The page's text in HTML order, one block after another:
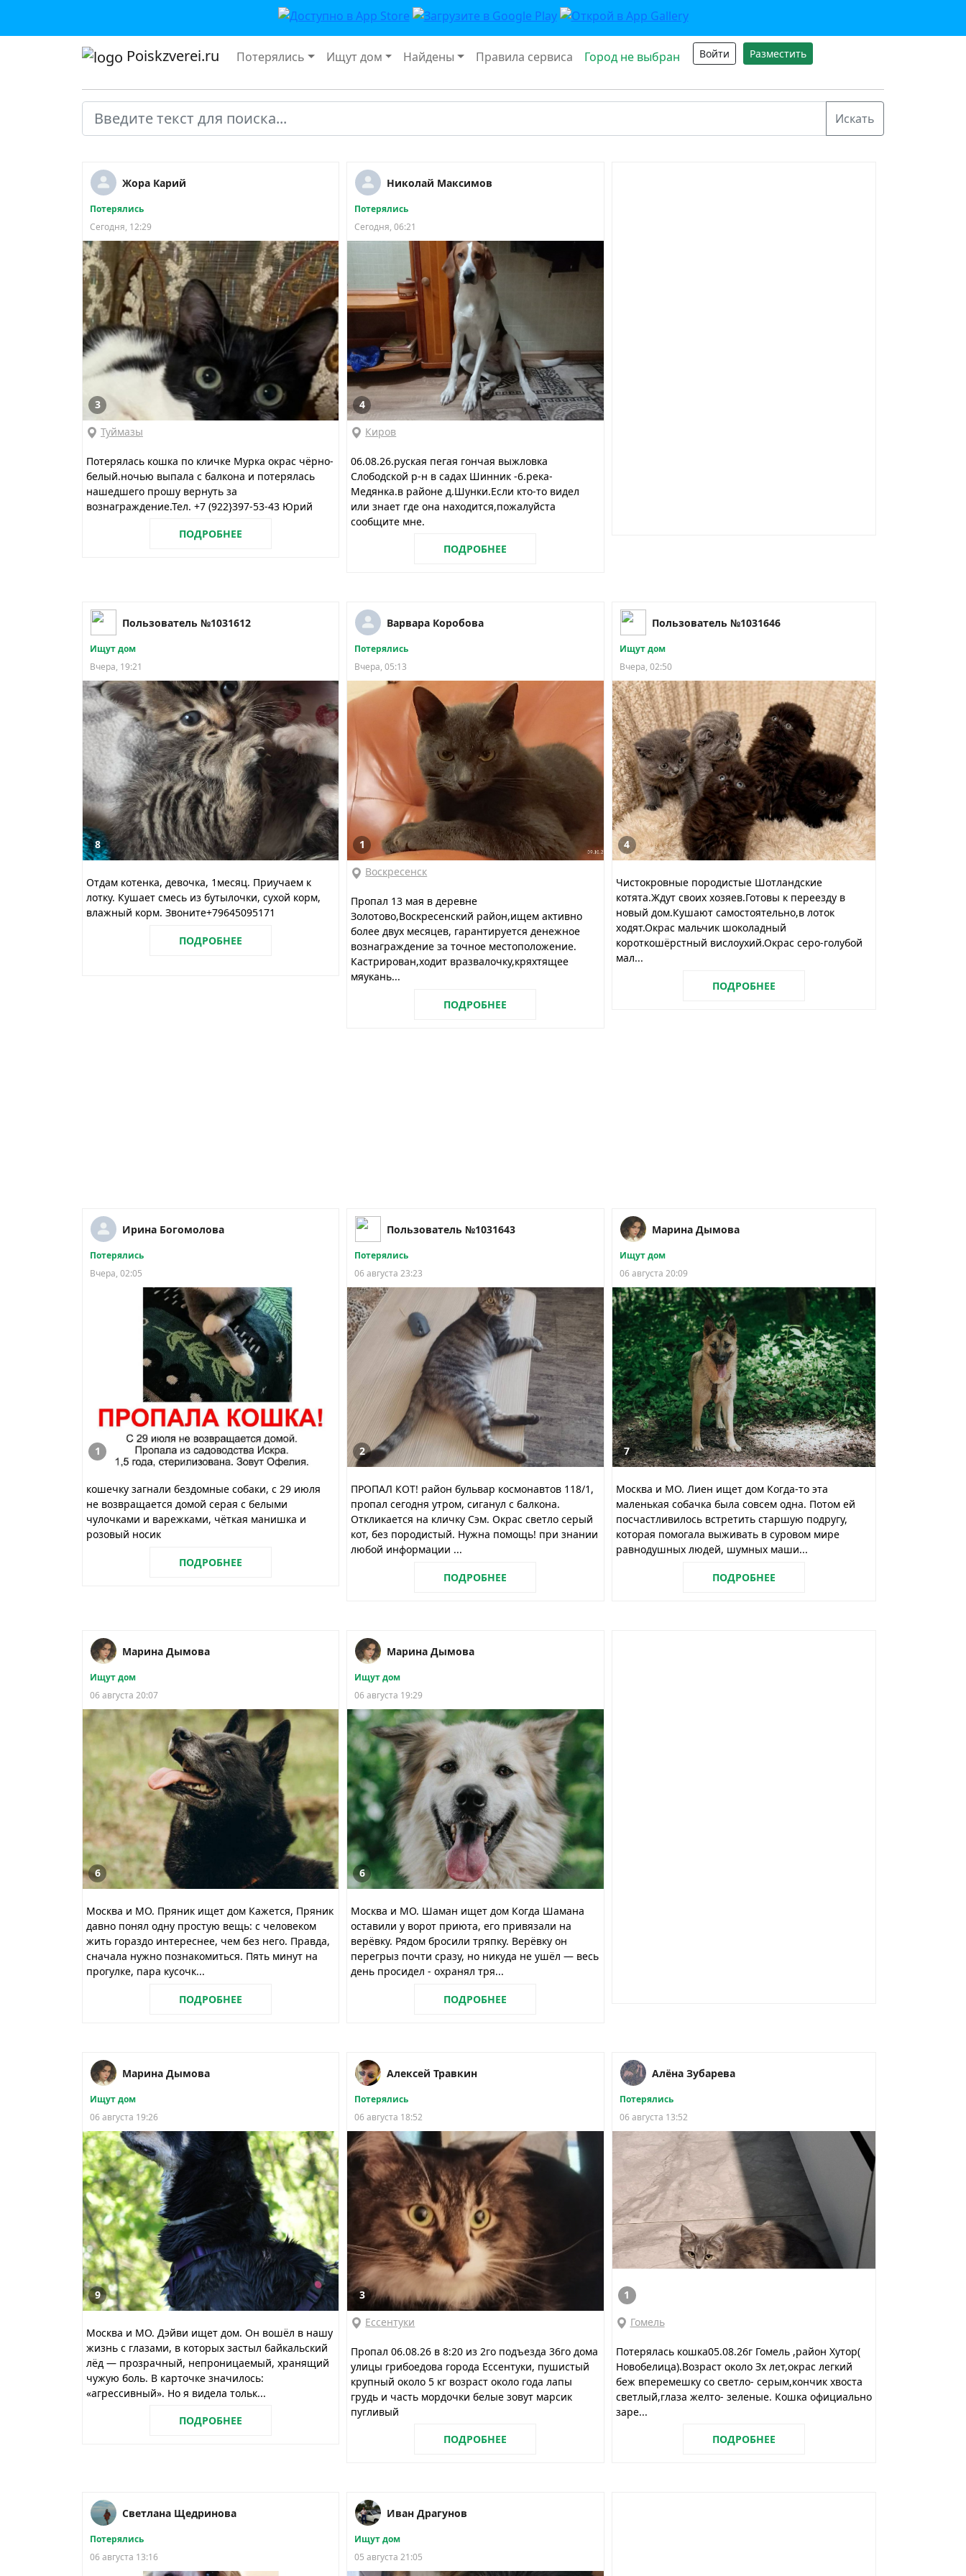
Poiskzverei.ru Потерялись Ищут дом Найдены Правила сервиса Город не выбран Войти Разместить
Жора Карий
Потерялись
Сегодня, 12:29
3
Туймазы
Потерялась кошка по кличке Мурка окрас чёрно-
белый.ночью выпала с балкона и потерялась
нашедшего прошу вернуть за
вознаграждение.Тел. +7 (922}397-53-43 Юрий
ПОДРОБНЕЕ
Николай Максимов
Потерялись
Сегодня, 06:21
4
Киров
06.08.26.руская пегая гончая выжловка
Слободской р-н в садах Шинник -6.река-
Медянка.в районе д.Шунки.Если кто-то видел
или знает где она находится,пожалуйста
сообщите мне.
ПОДРОБНЕЕ
Пользователь №1031612
Ищут дом
Вчера, 19:21
8
Отдам котенка, девочка, 1месяц. Приучаем к
лотку. Кушает смесь из бутылочки, сухой корм,
влажный корм. Звоните+79645095171
ПОДРОБНЕЕ
Варвара Коробова
Потерялись
Вчера, 05:13
1
Воскресенск
Пропал 13 мая в деревне
Золотово,Воскресенский район,ищем активно
более двух месяцев, гарантируется денежное
вознаграждение за точное местоположение.
Кастрирован,ходит вразвалочку,кряхтящее
мяукань...
ПОДРОБНЕЕ
Пользователь №1031646
Ищут дом
Вчера, 02:50
4
Чистокровные породистые Шотландские
котята.Ждут своих хозяев.Готовы к переезду в
новый дом.Кушают самостоятельно,в лоток
ходят.Окрас мальчик шоколадный
короткошёрстный вислоухий.Окрас серо-голубой
мал...
ПОДРОБНЕЕ
Ирина Богомолова
Потерялись
Вчера, 02:05
1
кошечку загнали бездомные собаки, с 29 июля
не возвращается домой серая с белыми
чулочками и варежками, чёткая манишка и
розовый носик
ПОДРОБНЕЕ
Пользователь №1031643
Потерялись
06 августа 23:23
2
ПРОПАЛ КОТ! район бульвар космонавтов 118/1,
пропал сегодня утром, сиганул с балкона.
Откликается на кличку Сэм. Окрас светло серый
кот, без породистый. Нужна помощь! при знании
любой информации ...
ПОДРОБНЕЕ
Марина Дымова
Ищут дом
06 августа 20:09
7
Москва и МО. Лиен ищет дом Когда-то эта
маленькая собачка была совсем одна. Потом ей
посчастливилось встретить старшую подругу,
которая помогала выживать в суровом мире
равнодушных людей, шумных маши...
ПОДРОБНЕЕ
Марина Дымова
Ищут дом
06 августа 20:07
6
Москва и МО. Пряник ищет дом Кажется, Пряник
давно понял одну простую вещь: с человеком
жить гораздо интереснее, чем без него. Правда,
сначала нужно познакомиться. Пять минут на
прогулке, пара кусочк...
ПОДРОБНЕЕ
Марина Дымова
Ищут дом
06 августа 19:29
6
Москва и МО. Шаман ищет дом Когда Шамана
оставили у ворот приюта, его привязали на
верёвку. Рядом бросили тряпку. Верёвку он
перегрыз почти сразу, но никуда не ушёл — весь
день просидел - охранял тря...
ПОДРОБНЕЕ
Марина Дымова
Ищут дом
06 августа 19:26
9
Москва и МО. Дэйви ищет дом. Он вошёл в нашу
жизнь с глазами, в которых застыл байкальский
лёд — прозрачный, непроницаемый, хранящий
чужую боль. В карточке значилось:
«агрессивный». Но я видела тольк...
ПОДРОБНЕЕ
Алексей Травкин
Потерялись
06 августа 18:52
3
Ессентуки
Пропал 06.08.26 в 8:20 из 2го подъезда 36го дома
улицы грибоедова города Ессентуки, пушистый
крупный около 5 кг возраст около года лапы
грудь и часть мордочки белые зовут марсик
пугливый
ПОДРОБНЕЕ
Алёна Зубарева
Потерялись
06 августа 13:52
1
Гомель
Потерялась кошка05.08.26г Гомель ,район Хутор(
Новобелица).Возраст около Зх лет,окрас легкий
беж вперемешку со светло- серым,кончик хвоста
светлый,глаза желто- зеленые. Кошка официально
заре...
ПОДРОБНЕЕ
Светлана Щедринова
Потерялись
06 августа 13:16
Иван Драгунов
Ищут дом
05 августа 21:05